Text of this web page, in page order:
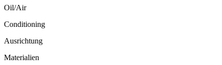
Oil/Air
Conditioning
Ausrichtung
Materialien